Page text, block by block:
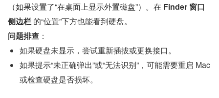
Finder 窗口
侧边栏 ‌ 的“位置”下方也能看到硬盘。
问题排查 ‌：
如果硬盘未显示，尝试重新插拔或更换接口。
如果提示“未正确弹出”或“无法识别”，可能需要重启 Mac
或检查硬盘是否损坏。